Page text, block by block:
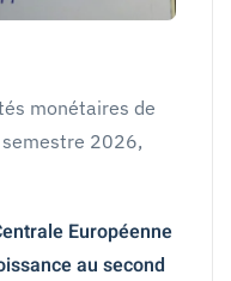
monétaires de
2026,
Européenne
au second